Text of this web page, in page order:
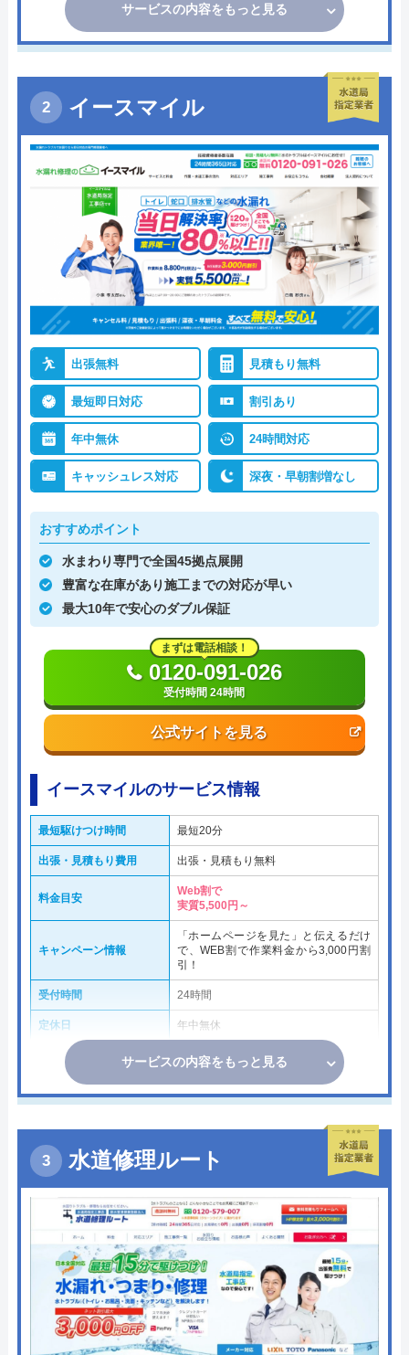
サービスの内容をもっと見る
イースマイル
出張無料 見積もり無料
最短即日対応 割引あり
年中無休 24時間対応
キャッシュレス対応 深夜・早朝割増なし
おすすめポイント
水まわり専門で全国45拠点展開
豊富な在庫があり施工までの対応が早い
最大10年で安心のダブル保証
公式サイトを見る
まずは電話相談！
0120-091-026
受付時間 24時間
イースマイルのサービス情報
最短駆けつけ時間 最短20分
出張・見積もり費用 出張・見積もり無料
料金目安
Web割で
実質5,500円～
キャンペーン情報
「ホームページを見た」と伝えるだけ
で、WEB割で作業料金から3,000円割
引！
受付時間 24時間
定休日 年中無休
サービスの内容をもっと見る
水道修理ルート